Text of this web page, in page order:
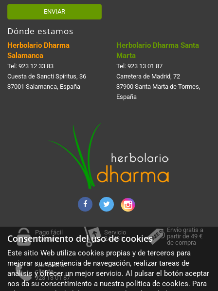
ENVIAR
Dónde estamos
Herbolario Dharma
Salamanca
Tel: 923 12 33 83
Cuesta de Sancti Spí­ritus, 36
37001 Salamanca, España
Herbolario Dharma Santa
Marta
Tel: 923 13 01 87
Carretera de Madrid, 72
37900 Santa Marta de Tormes,
España
Pago fácil
y seguro
Servicio
24-48 h.
Envío gratis a
partir de 49 €
de compra
Atención al
cliente
923 13 01 87
Consentimiento del uso de cookies
Este sitio Web utiliza cookies propias y de terceros para
mejorar su experiencia de navegación, realizar tareas de
análisis y ofrecer un mejor servicio. Al pulsar el botón aceptar
nos da su consentimiento a nuestra política de cookies. Para